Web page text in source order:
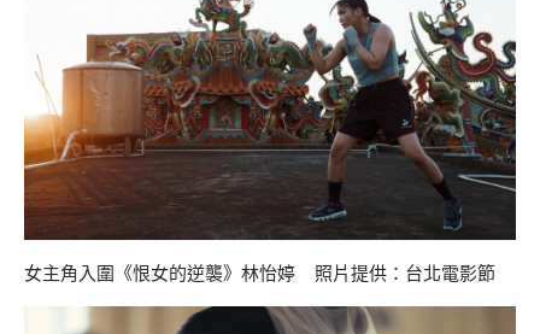
女主角入圍《恨女的逆襲》林怡婷 照片提供：台北電影節